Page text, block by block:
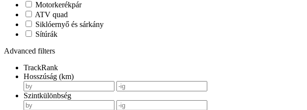
Motorkerékpár
ATV quad
Siklóernyő és sárkány
Sítúrák
Advanced filters
TrackRank
Hosszúság (km)
Szintkülönbség